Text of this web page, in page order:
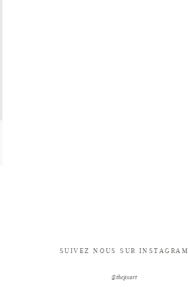
SUIVEZ NOUS SUR INSTAGRAM
@thepxart